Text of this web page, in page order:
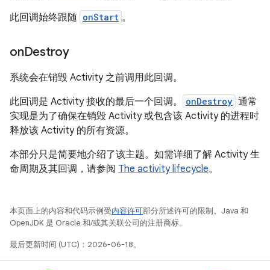
此回调始终跟随 onStart 。
onDestroy
系统会在销毁 Activity 之前调用此回调。
此回调是 Activity 接收的最后一个回调。
onDestroy 通常
实现是为了确保在销毁 Activity 或包含该 Activity 的进程时
释放该 Activity 的所有资源。
本部分只是简要地介绍了该主题。如需详细了解 Activity 生
命周期及其回调，请参阅 The activity lifecycle。
本页面上的内容和代码示例受内容许可部分所述许可的限制。Java 和
OpenJDK 是 Oracle 和/或其关联公司的注册商标。
最后更新时间 (UTC)：2026-06-18。